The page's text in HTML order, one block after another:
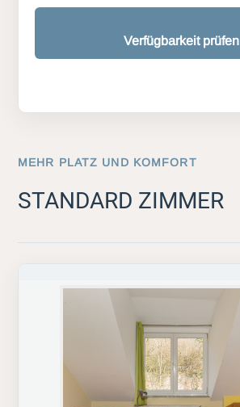
Verfügbarkeit prüfen
MEHR PLATZ UND KOMFORT
STANDARD ZIMMER